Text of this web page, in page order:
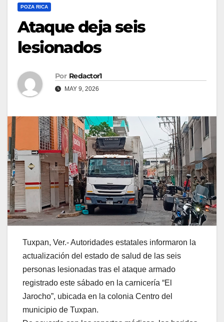
POZA RICA
Ataque deja seis
lesionados
Por Redactor1
MAY 9, 2026
Tuxpan, Ver.- Autoridades estatales informaron la
actualización del estado de salud de las seis
personas lesionadas tras el ataque armado
registrado este sábado en la carnicería “El
Jarocho”, ubicada en la colonia Centro del
municipio de Tuxpan.